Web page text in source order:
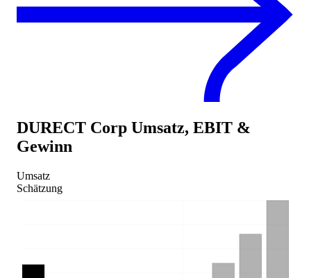
DURECT Corp Umsatz, EBIT &
Gewinn
Umsatz
Schätzung